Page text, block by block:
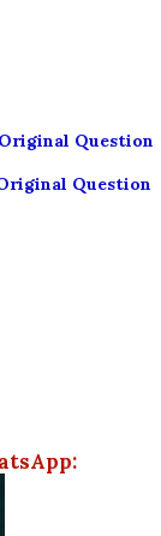
Question
Question